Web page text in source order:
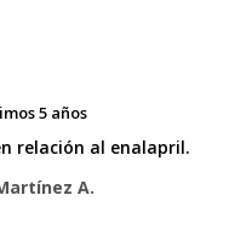
5 años
relación al enalapril.
A.